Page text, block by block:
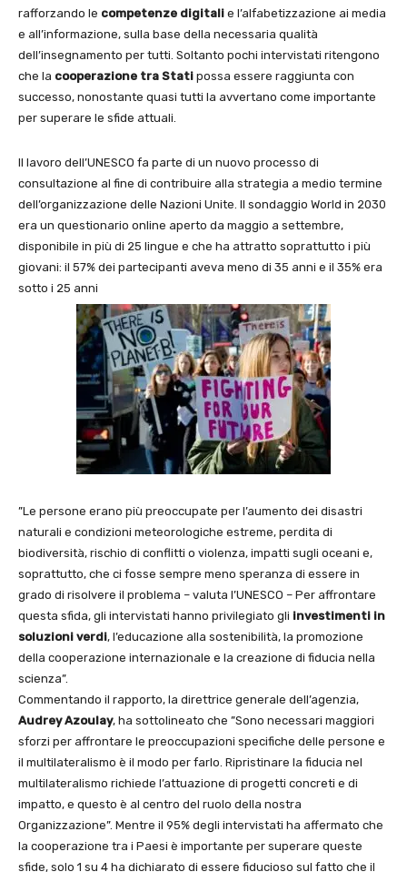
rafforzando le competenze digitali e l’alfabetizzazione ai media
e all’informazione, sulla base della necessaria qualità
dell’insegnamento per tutti. Soltanto pochi intervistati ritengono
che la cooperazione tra Stati possa essere raggiunta con
successo, nonostante quasi tutti la avvertano come importante
per superare le sfide attuali.
Il lavoro dell’UNESCO fa parte di un nuovo processo di
consultazione al fine di contribuire alla strategia a medio termine
dell’organizzazione delle Nazioni Unite. Il sondaggio World in 2030
era un questionario online aperto da maggio a settembre,
disponibile in più di 25 lingue e che ha attratto soprattutto i più
giovani: il 57% dei partecipanti aveva meno di 35 anni e il 35% era
sotto i 25 anni
”Le persone erano più preoccupate per l’aumento dei disastri
naturali e condizioni meteorologiche estreme, perdita di
biodiversità, rischio di conflitti o violenza, impatti sugli oceani e,
soprattutto, che ci fosse sempre meno speranza di essere in
grado di risolvere il problema – valuta l’UNESCO – Per affrontare
questa sfida, gli intervistati hanno privilegiato gli investimenti in
soluzioni verdi, l’educazione alla sostenibilità, la promozione
della cooperazione internazionale e la creazione di fiducia nella
scienza”.
Commentando il rapporto, la direttrice generale dell’agenzia,
Audrey Azoulay, ha sottolineato che ”Sono necessari maggiori
sforzi per affrontare le preoccupazioni specifiche delle persone e
il multilateralismo è il modo per farlo. Ripristinare la fiducia nel
multilateralismo richiede l’attuazione di progetti concreti e di
impatto, e questo è al centro del ruolo della nostra
Organizzazione”. Mentre il 95% degli intervistati ha affermato che
la cooperazione tra i Paesi è importante per superare queste
sfide, solo 1 su 4 ha dichiarato di essere fiducioso sul fatto che il